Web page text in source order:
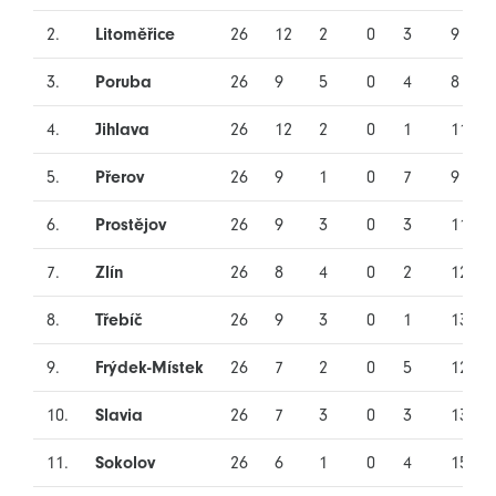
2. Litoměřice 26 12 2 0 3 9
3. Poruba 26 9 5 0 4 8
4. Jihlava 26 12 2 0 1 11
5. Přerov 26 9 1 0 7 9
6. Prostějov 26 9 3 0 3 11
7. Zlín 26 8 4 0 2 12
8. Třebíč 26 9 3 0 1 13
9. Frýdek-Místek 26 7 2 0 5 12
10. Slavia 26 7 3 0 3 13
11. Sokolov 26 6 1 0 4 15